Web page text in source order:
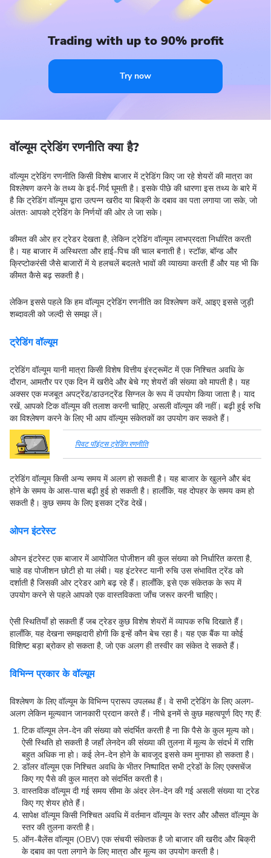
Trading with up to 90% profit
Try now
वॉल्यूम ट्रेडिंग रणनीति क्या है?
वॉल्यूम ट्रेडिंग रणनीति किसी विशेष बाजार में ट्रेडिंग किए जा रहे शेयरों की मात्रा का
विश्लेषण करने के तथ्य के इर्द-गिर्द घूमती है। इसके पीछे की धारणा इस तथ्य के बारे में
है कि ट्रेडिंग वॉल्यूम द्वारा उत्पन्न खरीद या बिक्री के दबाव का पता लगाया जा सके, जो
अंततः आपको ट्रेडिंग के निर्णयों की ओर ले जा सके।
कीमत की ओर हर ट्रेडर देखता है, लेकिन ट्रेडिंग वॉल्यूम लाभप्रदता निर्धारित करती
है। यह बाजार में अस्थिरता और हाई-पिच की चाल बनाती है। स्टॉक, बॉन्ड और
क्रिप्टोकरंसी जैसे बाजारों में ये हलचलें बदलते भावों की व्याख्या करती हैं और यह भी कि
कीमत कैसे बढ़ सकती है।
लेकिन इससे पहले कि हम वॉल्यूम ट्रेडिंग रणनीति का विश्लेषण करें, आइए इससे जुड़ी
शब्दावली को जल्दी से समझ लें।
ट्रेडिंग वॉल्यूम
ट्रेडिंग वॉल्यूम यानी मात्रा किसी विशेष वित्तीय इंस्ट्रूमेंट में एक निश्चित अवधि के
दौरान, आमतौर पर एक दिन में खरीदे और बेचे गए शेयरों की संख्या को मापती है। यह
अक्सर एक मजबूत अपट्रेंड/डाउनट्रेंड सिग्नल के रूप में उपयोग किया जाता है। याद
रखें, आपको टिक वॉल्यूम की तलाश करनी चाहिए, असली वॉल्यूम की नहीं। बढ़ी हुई रुचि
का विश्लेषण करने के लिए भी आप वॉल्यूम संकेतकों का उपयोग कर सकते हैं।
पिवट पॉइंट्स ट्रेडिंग रणनीति
ट्रेडिंग वॉल्यूम किसी अन्य समय में अलग हो सकती है। यह बाजार के खुलने और बंद
होने के समय के आस-पास बढ़ी हुई हो सकती है। हालाँकि, यह दोपहर के समय कम हो
सकती है। कुछ समय के लिए इसका ट्रेंड देखें।
ओपन इंटरेस्ट
ओपन इंटरेस्ट एक बाजार में आयोजित पोजीशन की कुल संख्या को निर्धारित करता है,
चाहे वह पोजीशन छोटी हो या लंबी। यह इंटरेस्ट यानी रुचि उस संभावित ट्रेंड को
दर्शाती है जिसकी ओर ट्रेडर आगे बढ़ रहे हैं। हालाँकि, इसे एक संकेतक के रूप में
उपयोग करने से पहले आपको एक वास्तविकता जाँच जरूर करनी चाहिए।
ऐसी स्थितियाँ हो सकती हैं जब ट्रेडर कुछ विशेष शेयरों में व्यापक रुचि दिखाते हैं।
हालाँकि, यह देखना समझदारी होगी कि इन्हें कौन बेच रहा है। यह एक बैंक या कोई
विशिष्ट बड़ा ब्रोकर हो सकता है, जो एक अलग ही तस्वीर का संकेत दे सकते हैं।
विभिन्न प्रकार के वॉल्यूम
विश्लेषण के लिए वॉल्यूम के विभिन्न प्रारूप उपलब्ध हैं। वे सभी ट्रेडिंग के लिए अलग-
अलग लेकिन मूल्यवान जानकारी प्रदान करते हैं। नीचे इनमें से कुछ महत्वपूर्ण दिए गए हैं:
टिक वॉल्यूम लेन-देन की संख्या को संदर्भित करती है ना कि पैसे के कुल मूल्य को।
ऐसी स्थिति हो सकती है जहाँ लेनदेन की संख्या की तुलना में मूल्य के संदर्भ में राशि
बहुत अधिक ना हो। कई लेन-देन होने के बावजूद इससे कम मुनाफा हो सकता है।
डॉलर वॉल्यूम एक निश्चित अवधि के भीतर निष्पादित सभी ट्रेडों के लिए एक्सचेंज
किए गए पैसे की कुल मात्रा को संदर्भित करती है।
वास्तविक वॉल्यूम दी गई समय सीमा के अंदर लेन-देन की गई असली संख्या या ट्रेड
किए गए शेयर होते हैं।
सापेक्ष वॉल्यूम किसी निश्चित अवधि में वर्तमान वॉल्यूम के स्तर और औसत वॉल्यूम के
स्तर की तुलना करती है।
ऑन-बैलेंस वॉल्यूम (OBV) एक संचयी संकेतक है जो बाजार की खरीद और बिक्री
के दबाव का पता लगाने के लिए मात्रा और मूल्य का उपयोग करती है।